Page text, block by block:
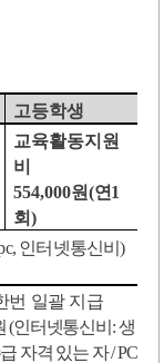
고등학생
교육활동지원
비
554,000원(연1
회 )
인터넷통신비)
번 일괄 지급
(인터넷통신비 :생
자격 있는 자/ PC